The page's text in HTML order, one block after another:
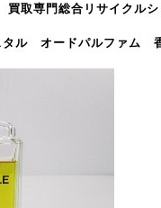
専門総合リサイクルシ
ル オードパルファム